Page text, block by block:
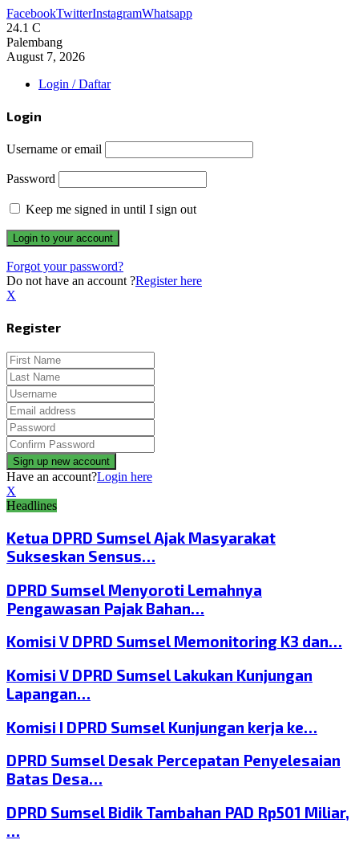
FacebookTwitterInstagramWhatsapp
24.1 C
Palembang
August 7, 2026
Login / Daftar
Login
Username or email
Password
Keep me signed in until I sign out
Forgot your password?
Do not have an account ?Register here
X
Register
Have an account?Login here
X
Headlines
Ketua DPRD Sumsel Ajak Masyarakat
Sukseskan Sensus…
DPRD Sumsel Menyoroti Lemahnya
Pengawasan Pajak Bahan…
Komisi V DPRD Sumsel Memonitoring K3 dan…
Komisi V DPRD Sumsel Lakukan Kunjungan
Lapangan…
Komisi I DPRD Sumsel Kunjungan kerja ke…
DPRD Sumsel Desak Percepatan Penyelesaian
Batas Desa…
DPRD Sumsel Bidik Tambahan PAD Rp501 Miliar,
…